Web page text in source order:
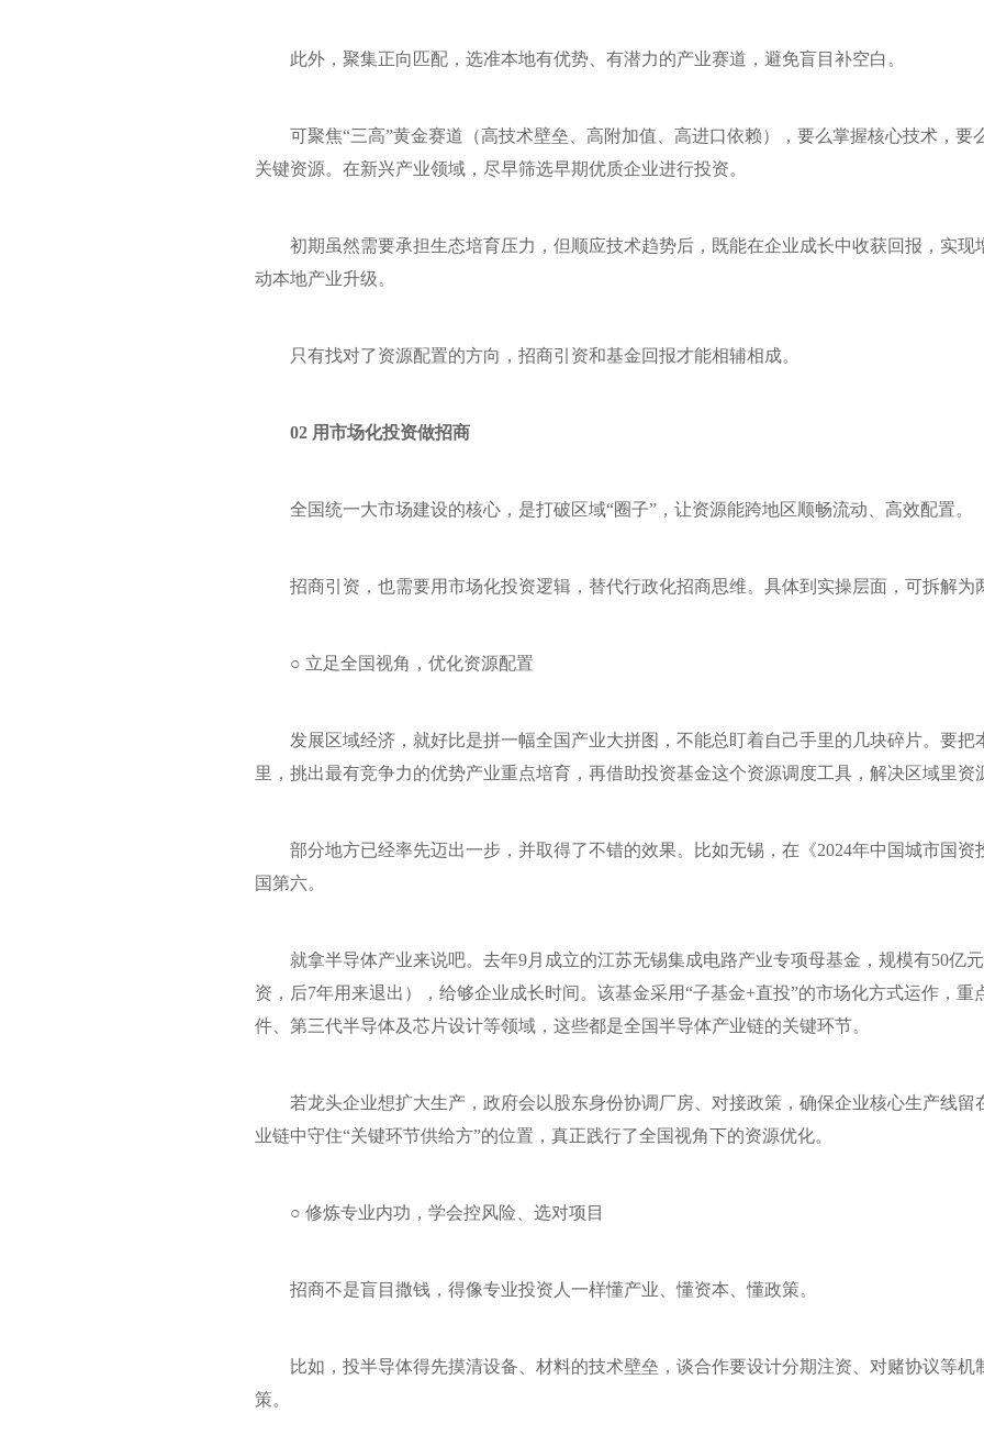
此外，聚集正向匹配，选准本地有优势、有潜力的产业赛道，避免盲目补空白。
可聚焦“三高”黄金赛道（高技术壁垒、高附加值、高进口依赖），要么掌握核心技术，要
关键资源。在新兴产业领域，尽早筛选早期优质企业进行投资。
初期虽然需要承担生态培育压力，但顺应技术趋势后，既能在企业成长中收获回报，实现
动本地产业升级。
只有找对了资源配置的方向，招商引资和基金回报才能相辅相成。
02 用市场化投资做招商
全国统一大市场建设的核心，是打破区域“圈子”，让资源能跨地区顺畅流动、高效配置。
招商引资，也需要用市场化投资逻辑，替代行政化招商思维。具体到实操层面，可拆解为
○ 立足全国视角，优化资源配置
发展区域经济，就好比是拼一幅全国产业大拼图，不能总盯着自己手里的几块碎片。要把
里，挑出最有竞争力的优势产业重点培育，再借助投资基金这个资源调度工具，解决区域里资
部分地方已经率先迈出一步，并取得了不错的效果。比如无锡，在《2024年中国城市国
国第六。
就拿半导体产业来说吧。去年9月成立的江苏无锡集成电路产业专项母基金，规模有50亿
资，后7年用来退出），给够企业成长时间。该基金采用“子基金+直投”的市场化方式运作，重
件、第三代半导体及芯片设计等领域，这些都是全国半导体产业链的关键环节。
若龙头企业想扩大生产，政府会以股东身份协调厂房、对接政策，确保企业核心生产线
业链中守住“关键环节供给方”的位置，真正践行了全国视角下的资源优化。
○ 修炼专业内功，学会控风险、选对项目
招商不是盲目撒钱，得像专业投资人一样懂产业、懂资本、懂政策。
比如，投半导体得先摸清设备、材料的技术壁垒，谈合作要设计分期注资、对赌协议等
策。